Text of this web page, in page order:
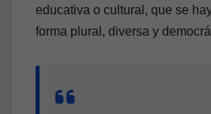
educativa o cultural, que se
forma plural, diversa y